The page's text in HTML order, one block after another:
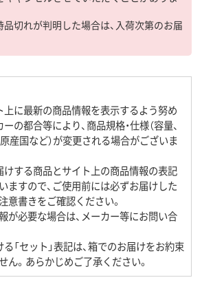
品切れが判明した場合は、入荷次第のお届
上に最新の商品情報を表示するよう努め
の都合等により、商品規格・仕様（容量、
産国など）が変更される場合がございま
けする商品とサイト上の商品情報の表記
ますので、ご使用前には必ずお届けした
意書きをご確認ください。
が必要な場合は、メーカー等にお問い合
「セット」表記は、箱でのお届けをお約束
ん。あらかじめご了承ください。